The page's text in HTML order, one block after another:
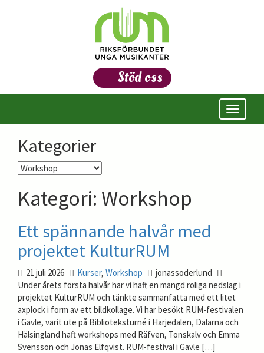
Stöd oss
Öppna/
meny
Kategorier
Kategorier
Kategori: Workshop
Ett spännande halvår med
projektet KulturRUM
21 juli 2026 Kurser, Workshop
jonassoderlund
Under årets första halvår har vi haft en mängd roliga nedslag i
projektet KulturRUM och tänkte sammanfatta med ett litet
axplock i form av ett bildkollage. Vi har besökt RUM-festivalen
i Gävle, varit ute på Biblioteksturné i Härjedalen, Dalarna och
Hälsingland haft workshops med Räfven, Tonskalv och Emma
Svensson och Jonas Elfqvist. RUM-festival i Gävle […]